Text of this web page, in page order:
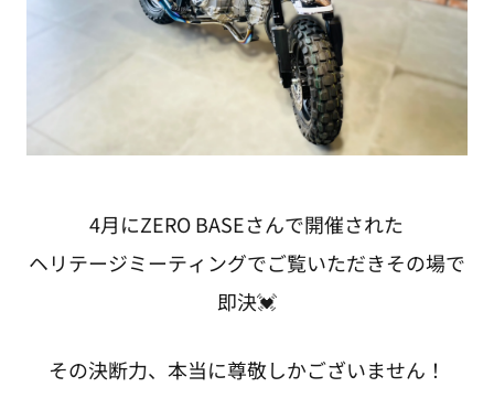
4月にZERO BASEさんで開催された
ヘリテージミーティングでご覧いただきその場で
即決💓
その決断力、本当に尊敬しかございません！